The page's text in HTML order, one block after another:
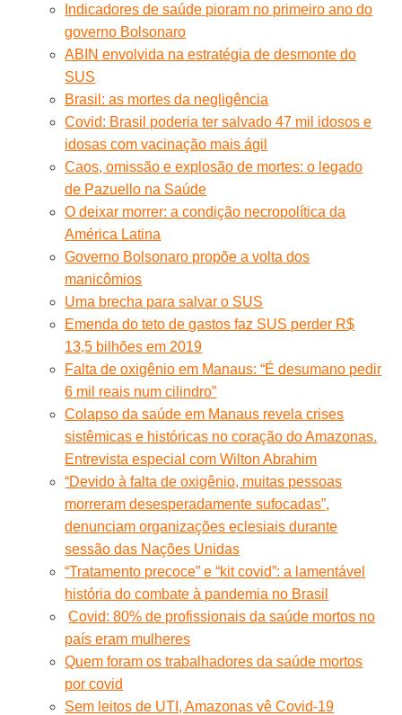
Indicadores de saúde pioram no primeiro ano do
governo Bolsonaro
ABIN envolvida na estratégia de desmonte do
SUS
Brasil: as mortes da negligência
Covid: Brasil poderia ter salvado 47 mil idosos e
idosas com vacinação mais ágil
Caos, omissão e explosão de mortes: o legado
de Pazuello na Saúde
O deixar morrer: a condição necropolítica da
América Latina
Governo Bolsonaro propõe a volta dos
manicômios
Uma brecha para salvar o SUS
Emenda do teto de gastos faz SUS perder R$
13,5 bilhões em 2019
Falta de oxigênio em Manaus: “É desumano pedir
6 mil reais num cilindro”
Colapso da saúde em Manaus revela crises
sistêmicas e históricas no coração do Amazonas.
Entrevista especial com Wilton Abrahim
“Devido à falta de oxigênio, muitas pessoas
morreram desesperadamente sufocadas”,
denunciam organizações eclesiais durante
sessão das Nações Unidas
“Tratamento precoce” e “kit covid”: a lamentável
história do combate à pandemia no Brasil
Covid: 80% de profissionais da saúde mortos no
país eram mulheres
Quem foram os trabalhadores da saúde mortos
por covid
Sem leitos de UTI, Amazonas vê Covid-19